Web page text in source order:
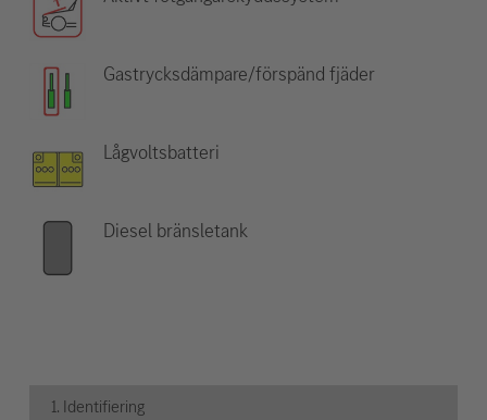
Gastrycksdämpare/förspänd fjäder
Lågvoltsbatteri
Diesel bränsletank
1. Identifiering